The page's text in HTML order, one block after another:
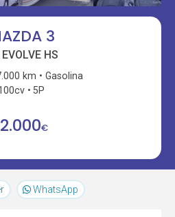
3
HS
km
Gasolina
5P
€
WhatsApp